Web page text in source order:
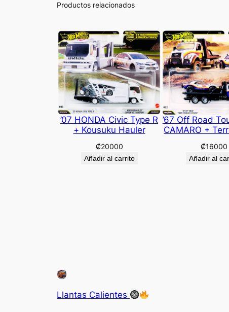
Productos relacionados
’07 HONDA Civic Type R
+ Kousuku Hauler
₡20000
Añadir al carrito
’67 Off Road
CAMARO +
₡16000
Añadir al
Llantas Calientes